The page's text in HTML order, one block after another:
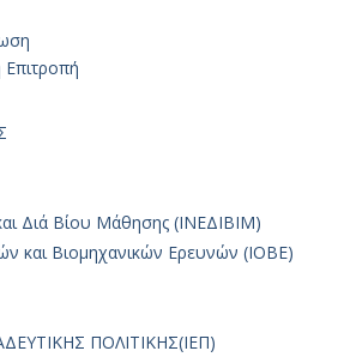
Διά Βίου Μάθησης (ΙΝΕΔΙΒΙΜ)
και Βιομηχανικών Ερευνών (ΙΟΒΕ)
ΠΟΛΙΤΙΚΗΣ(ΙΕΠ)